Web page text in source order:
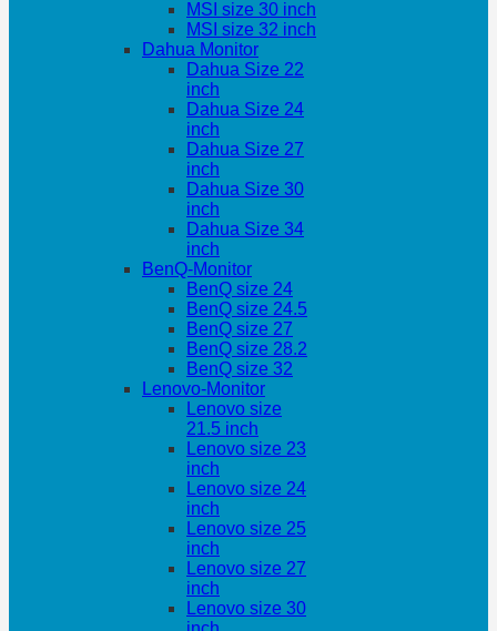
MSI size 30 inch
MSI size 32 inch
Dahua Monitor
Dahua Size 22
inch
Dahua Size 24
inch
Dahua Size 27
inch
Dahua Size 30
inch
Dahua Size 34
inch
BenQ-Monitor
BenQ size 24
BenQ size 24.5
BenQ size 27
BenQ size 28.2
BenQ size 32
Lenovo-Monitor
Lenovo size
21.5 inch
Lenovo size 23
inch
Lenovo size 24
inch
Lenovo size 25
inch
Lenovo size 27
inch
Lenovo size 30